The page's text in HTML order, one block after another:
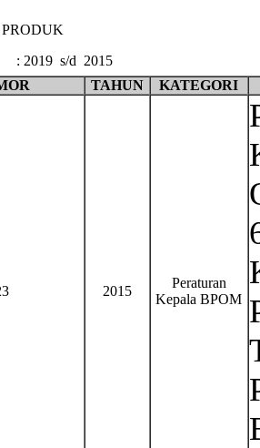
: 2019 s/d 2015
TAHUN KATEGORI
2015
Peraturan
Kepala BPOM